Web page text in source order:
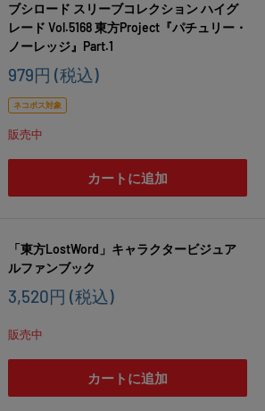
ブシロード スリーブコレクション ハイグ
レード Vol.5168 東方Project『パチュリー・
ノーレッジ』Part.1
販
価
格
979円 (税込)
ネコポス対象
販売中
カートに追加
「東方LostWord」キャラクタービジュア
ルファンブック
販
価
格
3,520円 (税込)
販売中
カートに追加